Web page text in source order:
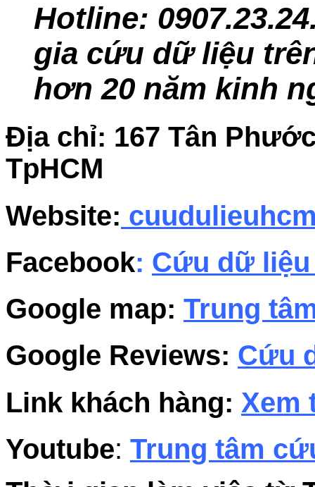
Hotline: 0
gia cứu dữ liệu
hơn 20 năm kinh
Địa chỉ: 167 Tân
TpHCM
Website:
Facebook: Cứu dữ liệu
Google map: Trung
Google Reviews: Cứu
Link khách hàng: Xem
Youtube: Trung tâm